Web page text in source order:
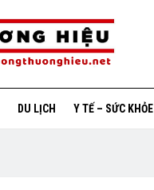
DU LỊCH Y TẾ – SỨC KHỎE